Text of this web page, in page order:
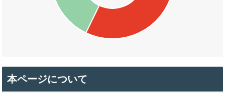
本ページについて